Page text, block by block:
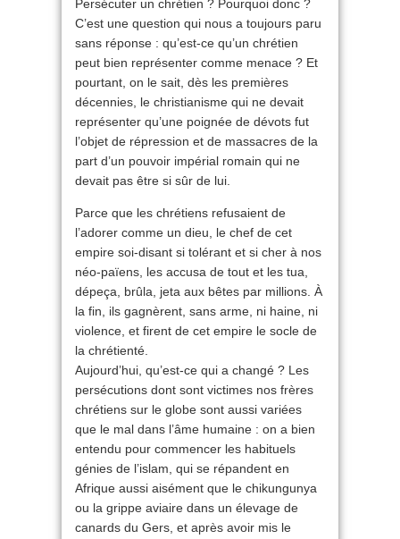
Persécuter un chrétien ? Pourquoi donc ?
C’est une question qui nous a toujours paru
sans réponse : qu’est-ce qu’un chrétien
peut bien représenter comme menace ? Et
pourtant, on le sait, dès les premières
décennies, le christianisme qui ne devait
représenter qu’une poignée de dévots fut
l’objet de répression et de massacres de la
part d’un pouvoir impérial romain qui ne
devait pas être si sûr de lui.
Parce que les chrétiens refusaient de
l’adorer comme un dieu, le chef de cet
empire soi-disant si tolérant et si cher à nos
néo-païens, les accusa de tout et les tua,
dépeça, brûla, jeta aux bêtes par millions. À
la fin, ils gagnèrent, sans arme, ni haine, ni
violence, et firent de cet empire le socle de
la chrétienté.
Aujourd’hui, qu’est-ce qui a changé ? Les
persécutions dont sont victimes nos frères
chrétiens sur le globe sont aussi variées
que le mal dans l’âme humaine : on a bien
entendu pour commencer les habituels
génies de l’islam, qui se répandent en
Afrique aussi aisément que le chikungunya
ou la grippe aviaire dans un élevage de
canards du Gers, et après avoir mis le